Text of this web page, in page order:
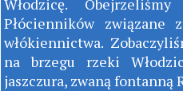
Włodzicę.
Płócienników związane
włókiennictwa.
na brzegu rzeki
jaszczura, zwaną fontanną